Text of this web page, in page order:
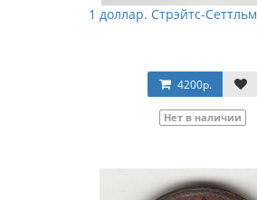
1 доллар. Стрэйтс-
4200р.
Нет в наличии